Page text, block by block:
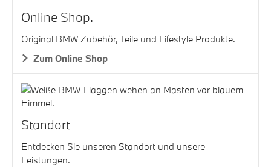
Online Shop.
Original BMW Zubehör, Teile und Lifestyle Produkte.
Zum Online Shop
Standort
Entdecken Sie unseren Standort und unsere
Leistungen.